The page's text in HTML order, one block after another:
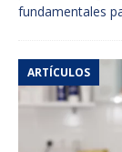
fundamentales
ARTÍCULOS